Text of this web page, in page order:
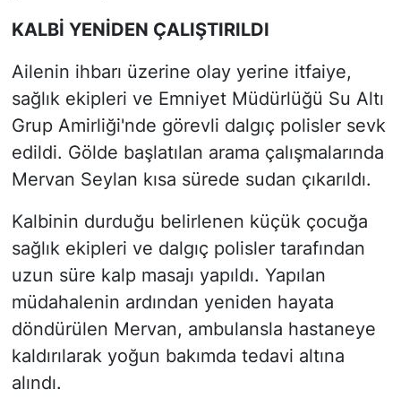
KALBİ YENİDEN ÇALIŞTIRILDI
Ailenin ihbarı üzerine olay yerine itfaiye,
sağlık ekipleri ve Emniyet Müdürlüğü Su Altı
Grup Amirliği'nde görevli dalgıç polisler sevk
edildi. Gölde başlatılan arama çalışmalarında
Mervan Seylan kısa sürede sudan çıkarıldı.
Kalbinin durduğu belirlenen küçük çocuğa
sağlık ekipleri ve dalgıç polisler tarafından
uzun süre kalp masajı yapıldı. Yapılan
müdahalenin ardından yeniden hayata
döndürülen Mervan, ambulansla hastaneye
kaldırılarak yoğun bakımda tedavi altına
alındı.